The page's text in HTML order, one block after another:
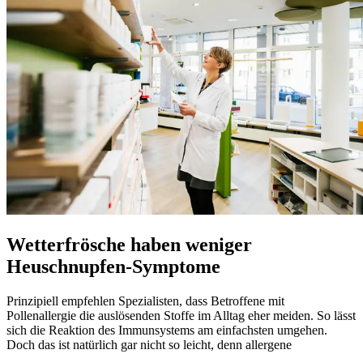
Wetterfrösche haben weniger
Heuschnupfen-Symptome
Prinzipiell empfehlen Spezialisten, dass Betroffene mit
Pollenallergie die auslösenden Stoffe im Alltag eher meiden. So lässt
sich die Reaktion des Immunsystems am einfachsten umgehen.
Doch das ist natürlich gar nicht so leicht, denn allergene